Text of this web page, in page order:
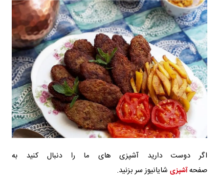
اگر دوست دارید آشپزی های ما را دنبال کنید به
صفحهآشپزی شایانیوز سر بزنید.